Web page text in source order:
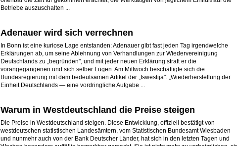
Betriebe auszuschalten ...
Adenauer wird sich verrechnen
In Bonn ist eine kuriose Lage entstanden: Adenauer gibt fast jeden Tag irgendwelche
Erklärungen ab, um seine Ablehnung von Verhandlungen zur Wiedervereinigung
Deutschlands zu „begründen", und mit jeder neuen Erklärung straft er die
vorangegangenen und sich selber Lügen. Am Mittwoch beschäftigte sich die
Bundesregierung mit dem bedeutsamen Artikel der „Iswestija": „Wiederherstellung der
Einheit Deutschlands — eine vordringliche Aufgabe ...
Warum in Westdeutschland die Preise steigen
Die Preise in Westdeutschland steigen. Diese Entwicklung, offiziell bestätigt von
westdeutschen statistischen Landesämtern, vom Statistischen Bundesamt Wiesbaden
und nunmehr auch von der Bank Deutscher Länder, hat sich in den letzten Tagen und